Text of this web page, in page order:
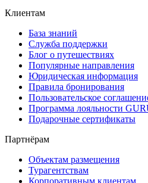
Клиентам
База знаний
Служба поддержки
Блог о путешествиях
Популярные направления
Юридическая информация
Правила бронирования
Пользовательское
Программа лояльности
Подарочные сертификаты
Партнёрам
Объектам размещения
Турагентствам
Корпоративным клиентам